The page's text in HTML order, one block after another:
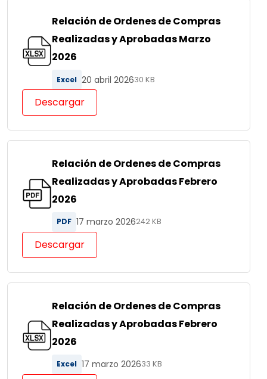
Relación de Ordenes de Compras
Realizadas y Aprobadas Marzo
2026
Excel 20 abril 202630 KB
Descargar
Relación de Ordenes de Compras
Realizadas y Aprobadas Febrero
2026
PDF 17 marzo 2026242 KB
Descargar
Relación de Ordenes de Compras
Realizadas y Aprobadas Febrero
2026
Excel 17 marzo 202633 KB